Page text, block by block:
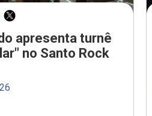
apresenta turnê
no Santo Rock